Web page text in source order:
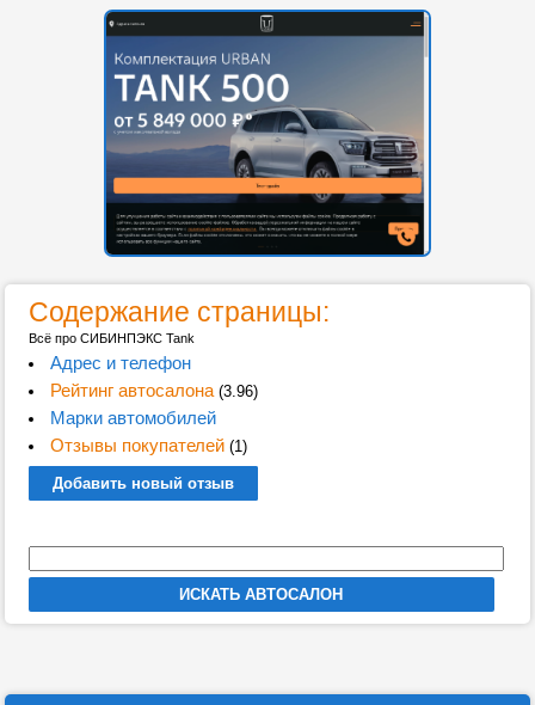
Содержание страницы:
Всё про СИБИНПЭКС Tank
Адрес и телефон
Рейтинг автосалона(3.96)
Марки автомобилей
Отзывы покупателей(1)
Добавить новый отзыв